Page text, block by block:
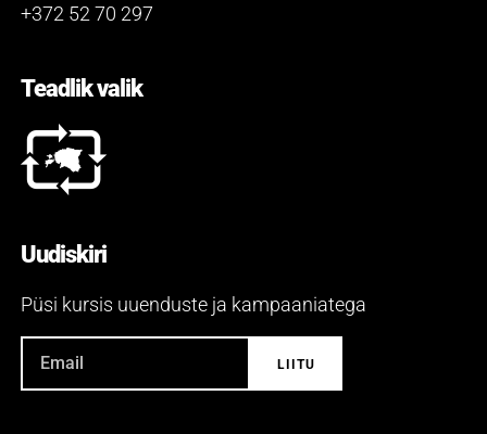
+372 52 70 297
Teadlik valik
Uudiskiri
Püsi kursis uuenduste ja kampaaniatega